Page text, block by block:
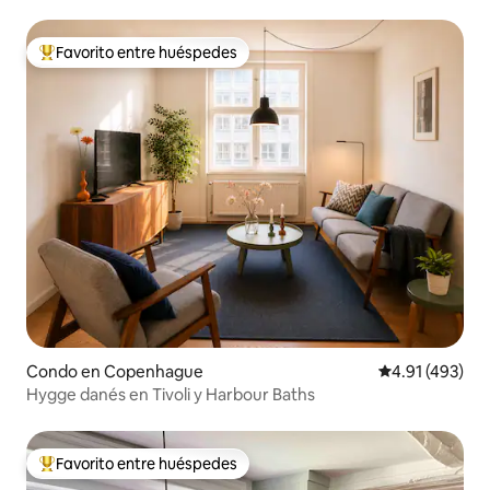
Favorito entre huéspedes preferido
Favorito entre huéspedes
Condo en Copenhague Calificación
4.91 (493)
Hygge danés en Tivoli y Harbour Baths
Favorito entre huéspedes preferido
Favorito entre huéspedes